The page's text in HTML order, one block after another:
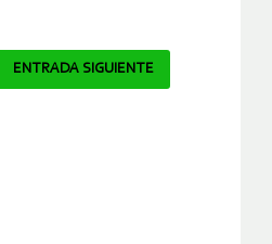
ENTRADA SIGUIENTE